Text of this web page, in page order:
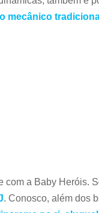
mecânico
com a Baby Heróis.
. Conosco, além dos